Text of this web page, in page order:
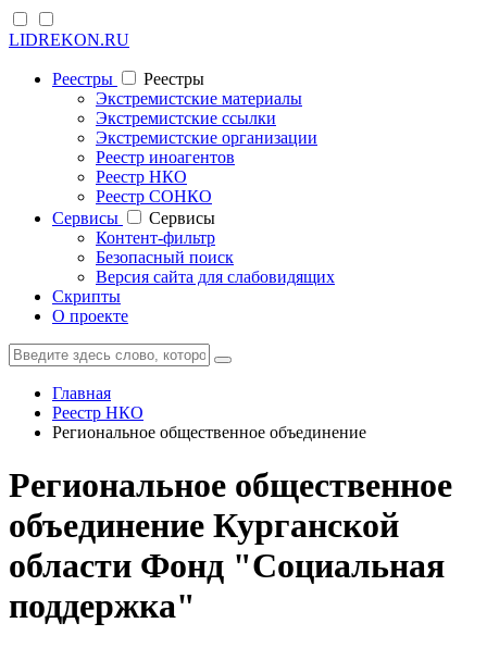
LIDREKON.RU
Реестры
Реестры
Экстремистские материалы
Экстремистские ссылки
Экстремистские организации
Реестр иноагентов
Реестр НКО
Реестр СОНКО
Cервисы
Cервисы
Контент-фильтр
Безопасный поиск
Версия сайта для слабовидящих
Скрипты
О проекте
Главная
Реестр НКО
Региональное общественное объединение
Региональное общественное
объединение Курганской
области Фонд "Социальная
поддержка"